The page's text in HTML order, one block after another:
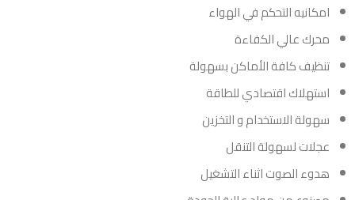
امكانيه التحكم في الهواء
محرك عالي الكفاءة
تنظيف كافة الأماكن بسهولة
استهلاك اقتصادي للطاقة
سهولة الاستخدام و التخزين
عجلات لسهولة التنقل
هدوء الصوت اثناء التشغيل